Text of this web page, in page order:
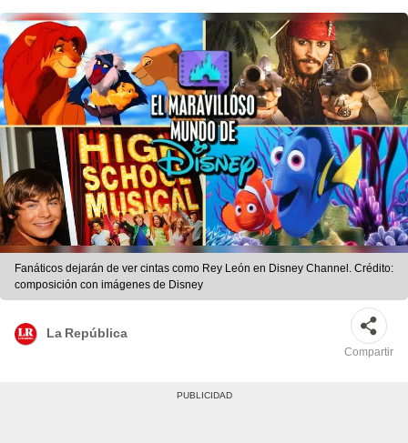
Fanáticos dejarán de ver cintas como Rey León en Disney Channel. Crédito:
composición con imágenes de Disney
La República
Compartir